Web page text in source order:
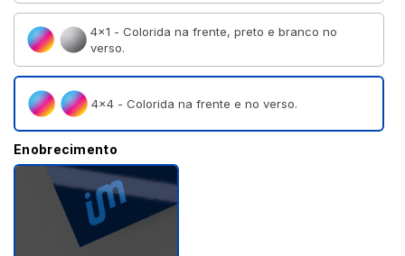
4×1 - Colorida na frente, preto e branco no
verso.
4×4 - Colorida na frente e no verso.
Enobrecimento